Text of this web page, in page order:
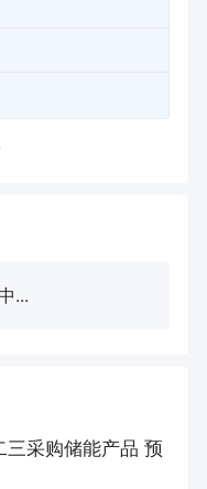
...
采购储能产品 预